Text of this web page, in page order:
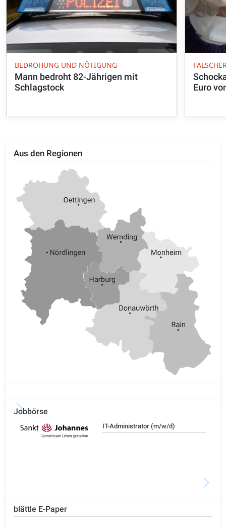
Aus den Regionen
Jobbörse
IT-Administrator (m/w/d)
blättle E-Paper
BEDROHUNG UND NÖTIGUNG
Mann bedroht 82-Jährigen mit
Schlagstock
Euro